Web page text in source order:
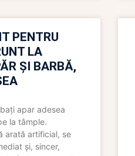
PENTRU
LA
ȘI BARBĂ,
apar adesea
la tâmple.
arată artificial, se
și, sincer,